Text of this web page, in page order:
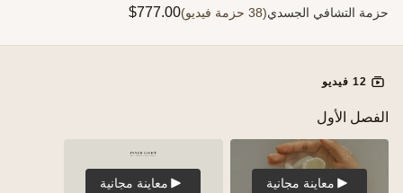
(38 حزمة فيديو) $777.00
معاينة مجانية